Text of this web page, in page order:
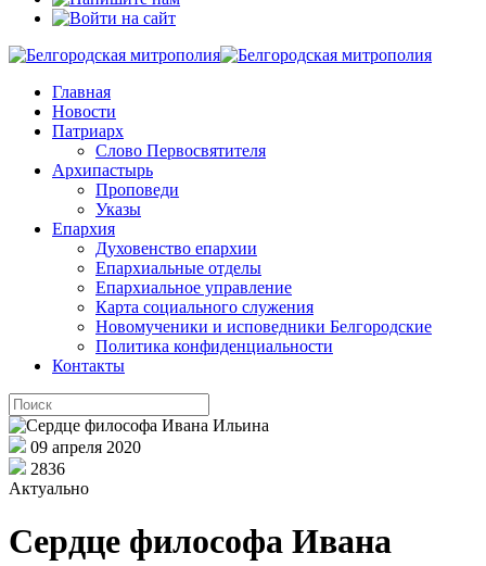
Главная
Новости
Патриарх
Слово Первосвятителя
Архипастырь
Проповеди
Указы
Епархия
Духовенство епархии
Епархиальные отделы
Епархиальное управление
Карта социального служения
Новомученики и исповедники Белгородские
Политика конфиденциальности
Контакты
09 апреля 2020
2836
Актуально
Сердце философа Ивана